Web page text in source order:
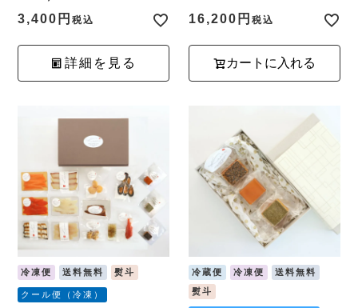
3,400 税込
詳細を見る
16,200 税込
カートに入れる
冷凍便 送料無料 熨斗
クール便（冷凍）
冷蔵便 冷凍便
送料無料
熨斗